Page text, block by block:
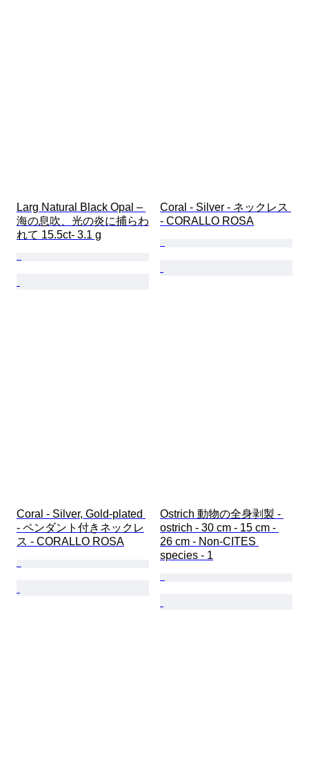
Larg Natural Black Opal –
海の息吹、光の炎に捕らわ
れて 15.5ct- 3.1 g
Coral - Silver - ネックレス
- CORALLO ROSA
Coral - Silver, Gold-plated
- ペンダント付きネックレ
ス - CORALLO ROSA
Ostrich 動物の全身剥製 -
ostrich - 30 cm - 15 cm -
26 cm - Non-CITES
species - 1